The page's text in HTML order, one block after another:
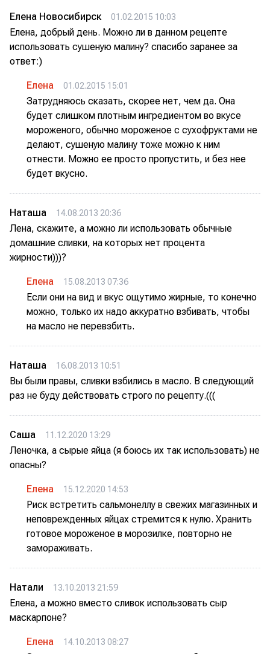
Елена Новосибирск 01.02.2015 10:03
Елена, добрый день. Можно ли в данном рецепте
использовать сушеную малину? спасибо заранее за
ответ:)
Елена 01.02.2015 15:01
Затрудняюсь сказать, скорее нет, чем да. Она
будет слишком плотным ингредиентом во вкусе
мороженого, обычно мороженое с сухофруктами не
делают, сушеную малину тоже можно к ним
отнести. Можно ее просто пропустить, и без нее
будет вкусно.
Наташа 14.08.2013 20:36
Лена, скажите, а можно ли использовать обычные
домашние сливки, на которых нет процента
жирности)))?
Елена 15.08.2013 07:36
Если они на вид и вкус ощутимо жирные, то конечно
можно, только их надо аккуратно взбивать, чтобы
на масло не перевзбить.
Наташа 16.08.2013 10:51
Вы были правы, сливки взбились в масло. В следующий
раз не буду действовать строго по рецепту.(((
Саша 11.12.2020 13:29
Леночка, а сырые яйца (я боюсь их так использовать) не
опасны?
Елена 15.12.2020 14:53
Риск встретить сальмонеллу в свежих магазинных и
неповрежденных яйцах стремится к нулю. Хранить
готовое мороженое в морозилке, повторно не
замораживать.
Натали 13.10.2013 21:59
Елена, а можно вместо сливок использовать сыр
маскарпоне?
Елена 14.10.2013 08:27